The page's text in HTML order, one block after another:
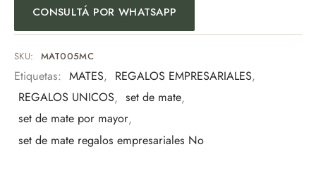
Uso personal
Eventos especiales
Amantes del mate
Una pieza pensada para quienes valoran los detalles y la
tradición
CONSULTÁ POR WHATSAPP
SKU: MAT005MC
Etiquetas: MATES, REGALOS EMPRESARIALES,
REGALOS UNICOS, set de mate,
set de mate por mayor,
set de mate regalos empresariales No